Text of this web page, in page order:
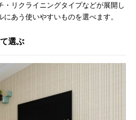
・リクライニングタイプなどが展開し
あう使いやすいものを選べます。
選ぶ